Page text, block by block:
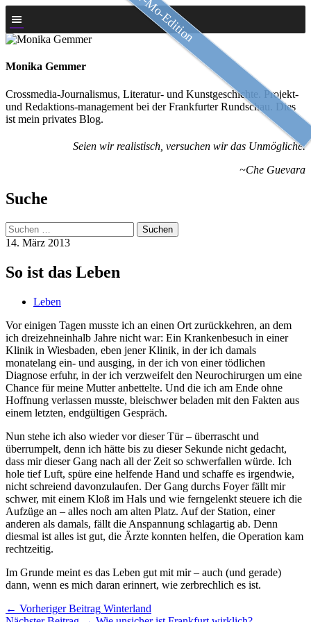
Zum
Inhalt
springen
Monika Gemmer
Crossmedia-Journalismus, Literatur- und Kunstgeschichte. Projekt-
und Redaktions-management bei der Frankfurter Rundschau. Dies
ist mein privates Blog.
Seien wir realistisch, versuchen wir das Unmögliche.
~Che Guevara
Suche
Suchen
nach:
14. März 2013
So ist das Leben
Leben
Vor einigen Tagen musste ich an einen Ort zurückkehren, an dem
ich dreizehneinhalb Jahre nicht war: Ein Krankenbesuch in einer
Klinik in Wiesbaden, eben jener Klinik, in der ich damals
monatelang ein- und ausging, in der ich von einer tödlichen
Diagnose erfuhr, in der ich verzweifelt den Neurochirurgen um eine
Chance für meine Mutter anbettelte. Und die ich am Ende ohne
Hoffnung verlassen musste, bleischwer beladen mit den Fakten aus
einem letzten, endgültigen Gespräch.
Nun stehe ich also wieder vor dieser Tür – überrascht und
überrumpelt, denn ich hätte bis zu dieser Sekunde nicht gedacht,
dass mir dieser Gang nach all der Zeit so schwerfallen würde. Ich
hole tief Luft, spüre eine helfende Hand und schaffe es irgendwie,
nicht schreiend davonzulaufen. Der Gang durchs Foyer fällt mir
schwer, mit einem Kloß im Hals und wie ferngelenkt steuere ich die
Aufzüge an – alles noch am alten Platz. Auf der Station, einer
anderen als damals, fällt die Anspannung schlagartig ab. Denn
diesmal ist alles ist gut, die Ärzte konnten helfen, die Operation kam
rechtzeitig.
Im Grunde meint es das Leben gut mit mir – auch (und gerade)
dann, wenn es mich daran erinnert, wie zerbrechlich es ist.
Artikel-
← Vorheriger Beitrag Winterland